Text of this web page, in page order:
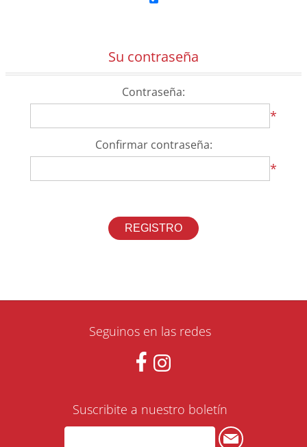
Su contraseña
Contraseña:
*
Confirmar contraseña:
*
Seguinos en las redes
Suscribite a nuestro boletín